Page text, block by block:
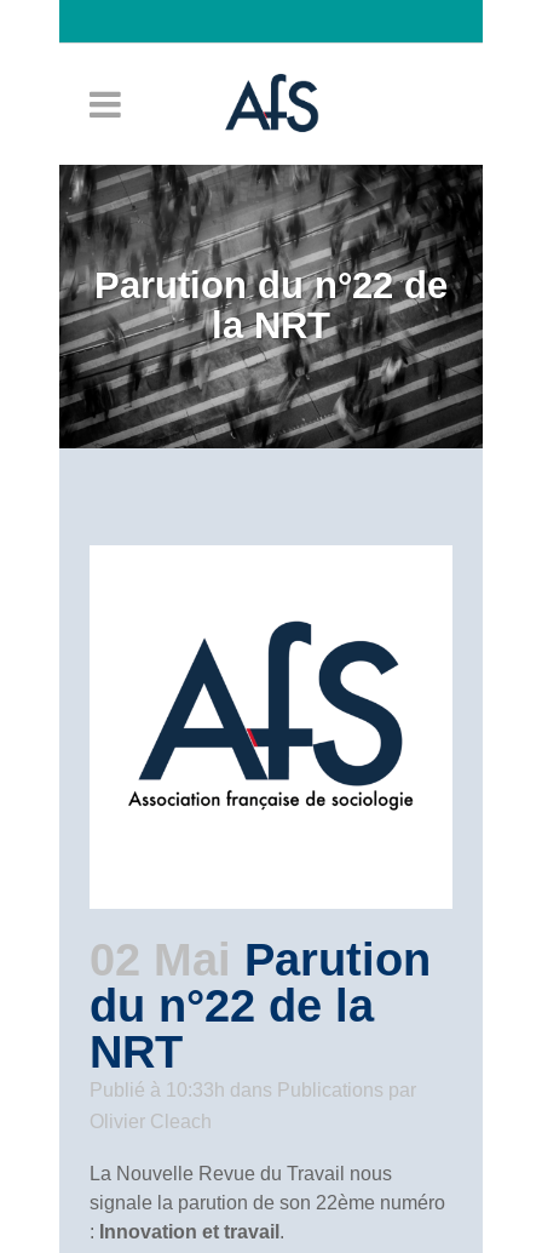
Parution du n°22 de
la NRT
02 Mai Parution
du n°22 de la
NRT
Publié à 10:33h dans Publications par
Olivier Cleach
La Nouvelle Revue du Travail nous
signale la parution de son 22ème numéro
: Innovation et travail .